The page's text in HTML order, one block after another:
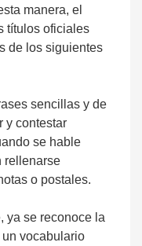
manera, el
títulos oficiales
de los siguientes
sencillas y de
y contestar
se hable
rellenarse
o postales.
ya se reconoce la
vocabulario